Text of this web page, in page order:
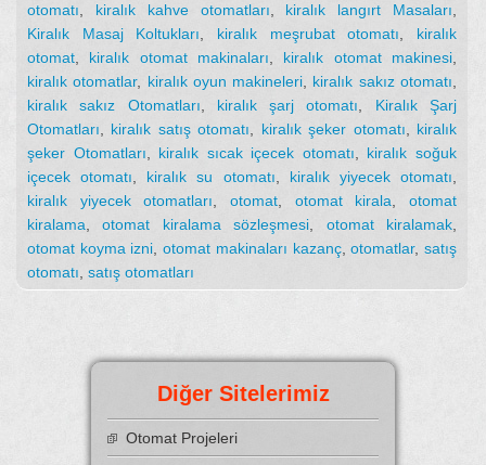
otomatı
kiralık kahve otomatları kiralık langırt Masaları
Kiralık Masaj Koltukları
kiralık meşrubat otomatı
kiralık
otomat
kiralık otomat makinaları kiralık otomat makinesi
kiralık otomatlar, kiralık oyun makineleri kiralık sakız otomatı
kiralık sakız Otomatları
kiralık şarj otomatı
Kiralık Şarj
Otomatları
kiralık satış otomatı kiralık şeker otomatı
kiralık
şeker Otomatları
kiralık sıcak içecek otomatı
kiralık soğuk
içecek otomatı
kiralık su otomatı kiralık yiyecek otomatı
kiralık yiyecek otomatları ,otomat otomat kirala ,otomat
kiralama ,otomat kiralama sözleşmesi otomat kiralamak
otomat koyma izni ,otomat makinaları kazanç,otomatlar,satış
otomatı satış otomatları
Diğer Sitelerimiz
Otomat Projeleri